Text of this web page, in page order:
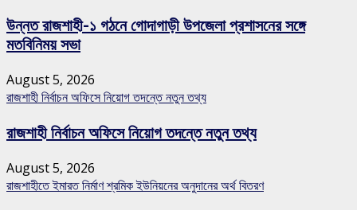
উন্নত রাজশাহী-১ গঠনে গোদাগাড়ী উপজেলা প্রশাসনের সঙ্গে
মতবিনিময় সভা
August 5, 2026
রাজশাহী নির্বাচন অফিসে নিয়োগ তদন্তে নতুন তথ্য
রাজশাহী নির্বাচন অফিসে নিয়োগ তদন্তে নতুন তথ্য
August 5, 2026
রাজশাহীতে ইমারত নির্মাণ শ্রমিক ইউনিয়নের অনুদানের অর্থ বিতরণ